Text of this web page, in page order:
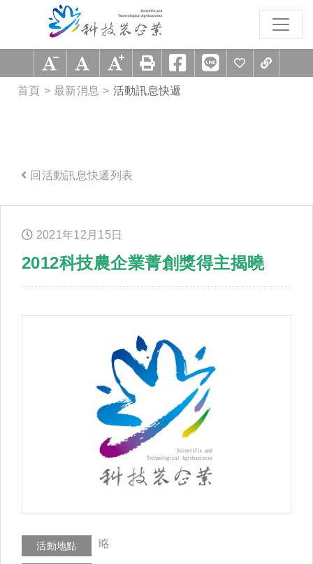
跳到主要內容區塊
首頁 最新消息 活動訊息快遞
回活動訊息快遞列表
2021年12 月 15 日
2012科技農企業菁創獎得主揭曉
活動地點 略